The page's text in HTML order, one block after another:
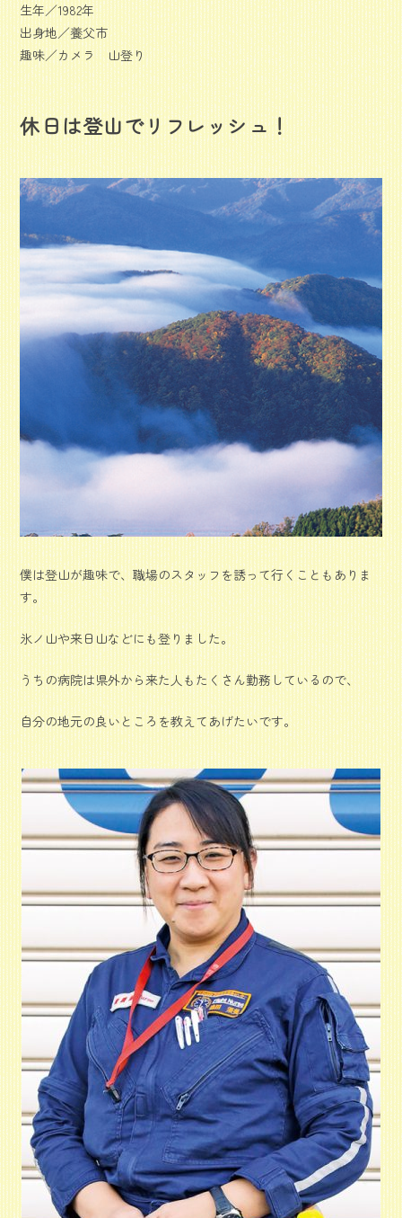
生年／1982年
出身地／養父市
趣味／カメラ 山登り
休日は登山でリフレッシュ！
僕は登山が趣味で、職場のスタッフを誘って行くこともありま
す。
氷ノ山や来日山などにも登りました。
うちの病院は県外から来た人もたくさん勤務しているので、
自分の地元の良いところを教えてあげたいです。